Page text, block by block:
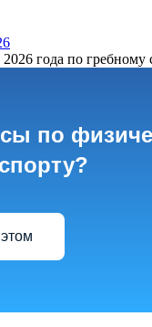
года по гребному
по